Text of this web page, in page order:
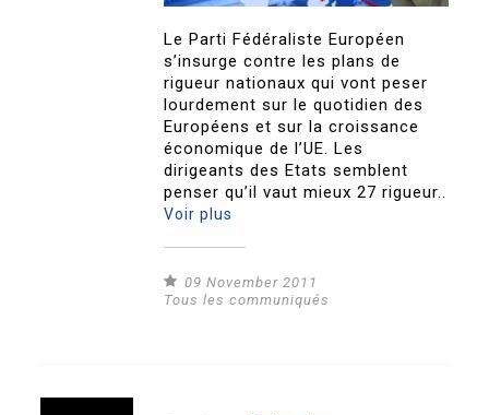
Le Parti Fédéraliste Européen
s’insurge contre les plans de
rigueur nationaux qui vont peser
lourdement sur le quotidien des
Européens et sur la croissance
économique de l’UE. Les
dirigeants des Etats semblent
penser qu’il vaut mieux 27 rigueur..
Voir plus
09 November 2011
Tous les communiqués